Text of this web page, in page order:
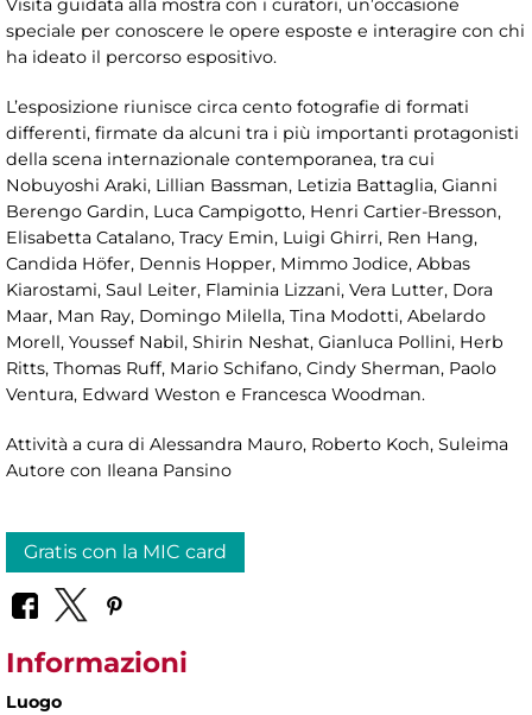
Visita guidata alla mostra con i curatori, un’occasione
speciale per conoscere le opere esposte e interagire con chi
ha ideato il percorso espositivo.
L’esposizione riunisce circa cento fotografie di formati
differenti, firmate da alcuni tra i più importanti protagonisti
della scena internazionale contemporanea, tra cui
Nobuyoshi Araki, Lillian Bassman, Letizia Battaglia, Gianni
Berengo Gardin, Luca Campigotto, Henri Cartier-Bresson,
Elisabetta Catalano, Tracy Emin, Luigi Ghirri, Ren Hang,
Candida Höfer, Dennis Hopper, Mimmo Jodice, Abbas
Kiarostami, Saul Leiter, Flaminia Lizzani, Vera Lutter, Dora
Maar, Man Ray, Domingo Milella, Tina Modotti, Abelardo
Morell, Youssef Nabil, Shirin Neshat, Gianluca Pollini, Herb
Ritts, Thomas Ruff, Mario Schifano, Cindy Sherman, Paolo
Ventura, Edward Weston e Francesca Woodman.
Attività a cura di Alessandra Mauro, Roberto Koch, Suleima
Autore con Ileana Pansino
Gratis con la MIC card
Informazioni
Luogo